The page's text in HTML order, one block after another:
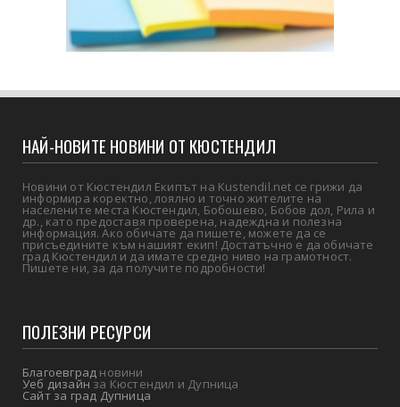
НАЙ-НОВИТЕ НОВИНИ ОТ КЮСТЕНДИЛ
Новини от Кюстендил Екипът на Kustendil.net се грижи да
информира коректно, лоялно и точно жителите на
населените места Кюстендил, Бобошево, Бобов дол, Рила и
др., като предоставя проверена, надеждна и полезна
информация. Ако обичате да пишете, можете да се
присъедините към нашият екип! Достатъчно е да обичате
град Кюстендил и да имате средно ниво на грамотност.
Пишете ни, за да получите подробности!
ПОЛЕЗНИ РЕСУРСИ
Благоевград новини
Уеб дизайнза Кюстендил и Дупница
Сайт за град Дупница